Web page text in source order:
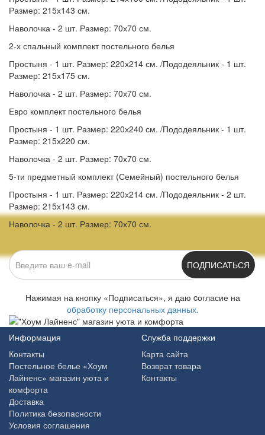
Размер: 215х143 см.
Наволочка - 2 шт. Размер: 70х70 см.
2-х спальный комплект постельного белья
Простыня - 1 шт. Размер: 220х214 см. /Пододеяльник - 1 шт.
Размер: 215х175 см.
Наволочка - 2 шт. Размер: 70х70 см.
Евро комплект постельного белья
Простыня - 1 шт. Размер: 220х240 см. /Пододеяльник - 1 шт.
Размер: 215х220 см.
Наволочка - 2 шт. Размер: 70х70 см.
5-ти предметный комплект (Семейный) постельного белья
Простыня - 1 шт. Размер: 220х214 см. /Пододеяльник - 2 шт.
Размер: 215х143 см.
Наволочка - 2 шт. Размер: 70х70 см.
ПОДПИСАТЬСЯ
Нажимая на кнопку «Подписаться», я даю cогласие на
обработку персональных данных.
Информация
Контакты
Постельное белье «Хоум
Лайненс» магазин уюта и
комфорта
Доставка
Политика безопасности
Условия соглашения
Служба поддержки
Карта сайта
Возврат товара
Контакты